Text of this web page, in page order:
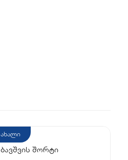
ახალი
ბავშვის შორტი